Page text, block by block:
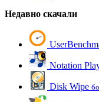
Недавно скачали
Notation
Disk Wipe